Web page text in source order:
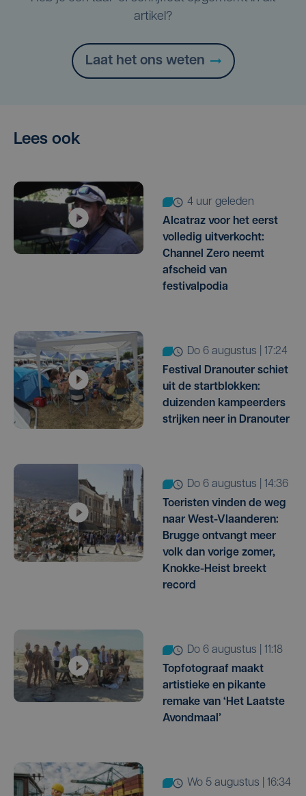
artikel?
Laat het ons weten
Lees ook
4 uur geleden
Alcatraz voor het eerst
volledig uitverkocht:
Channel Zero neemt
afscheid van
festivalpodia
do 6 augustus | 17:24
Festival Dranouter schiet
uit de startblokken:
duizenden kampeerders
strijken neer in Dranouter
do 6 augustus | 14:36
Toeristen vinden de weg
naar West-Vlaanderen:
Brugge ontvangt meer
volk dan vorige zomer,
Knokke-Heist breekt
record
do 6 augustus | 11:18
Topfotograaf maakt
artistieke en pikante
remake van ‘Het Laatste
Avondmaal’
wo 5 augustus | 16:34